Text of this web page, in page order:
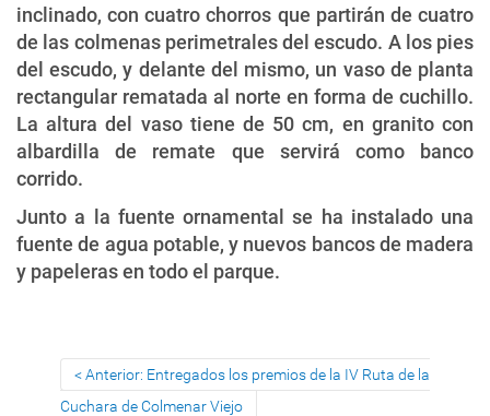
inclinado, con cuatro chorros que partirán de cuatro
de las colmenas perimetrales del escudo. A los pies
del escudo, y delante del mismo, un vaso de planta
rectangular rematada al norte en forma de cuchillo.
La altura del vaso tiene de 50 cm, en granito con
albardilla de remate que servirá como banco
corrido.
Junto a la fuente ornamental se ha instalado una
fuente de agua potable, y nuevos bancos de madera
y papeleras en todo el parque.
Anterior: Entregados los premios de la IV Ruta de la
Cuchara de Colmenar Viejo